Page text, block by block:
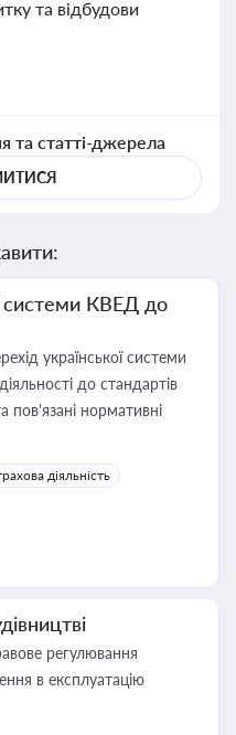
та відбудови
та статті-джерела
системи КВЕД до
української системи
до стандартів
пов'язані нормативні
діяльність
регулювання
в експлуатацію